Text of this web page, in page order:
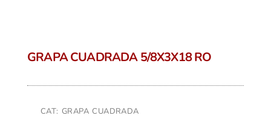
GRAPA CUADRADA 5/8X3X18 RO
CAT: GRAPA CUADRADA